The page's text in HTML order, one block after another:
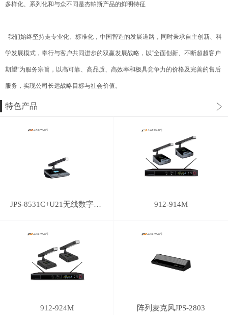
多样化、系列化和与众不同是杰帕斯产品的鲜明特征
我们始终坚持走专业化、标准化，中国智造的发展道路，同时秉承自主创新、科
学发展模式，奉行与客户共同进步的双赢发展战略，以“全面创新、不断超越客户
期望”为服务宗旨，以高可靠、高品质、高效率和极具竞争力的价格及完善的售后
服务，实现公司长远战略目标与社会价值。
特色产品
JPS-8531C+U21无线数字讨论/视像跟踪会议主席单元 912-914M
912-924M 阵列麦克风JPS-2803